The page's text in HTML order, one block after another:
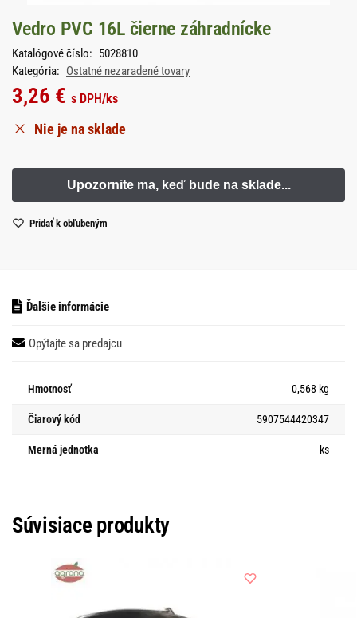
Vedro PVC 16L čierne záhradnícke
Katalógové číslo: 5028810
Kategória: Ostatné nezaradené tovary
3,26 € s DPH/ks
Nie je na sklade
Pridať k obľubeným
Ďalšie informácie
Opýtajte sa predajcu
Hmotnosť 0,568 kg
Čiarový kód 5907544420347
Merná jednotka ks
Súvisiace produkty